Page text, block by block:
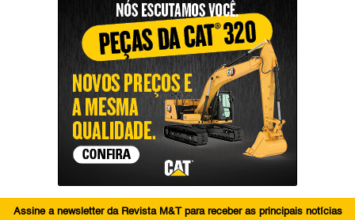
Assine a newsletter da Revista M&T para receber as principais notícias